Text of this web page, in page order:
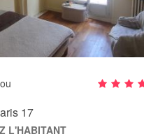
17
L'HABITANT